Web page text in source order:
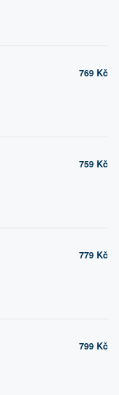
769 Kč
759 Kč
779 Kč
799 Kč